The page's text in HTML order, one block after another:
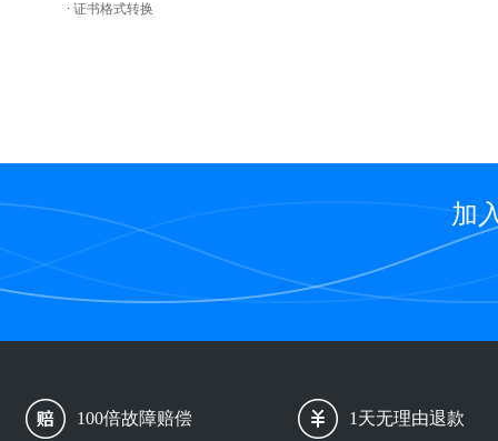
证书格式转换
加
100倍故障赔偿 1天无理由退款